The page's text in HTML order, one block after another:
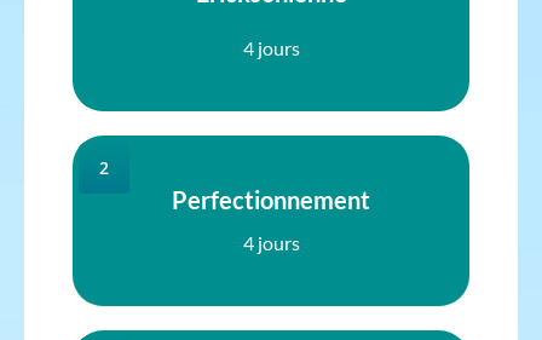
4 jours
2
Perfectionnement
4 jours